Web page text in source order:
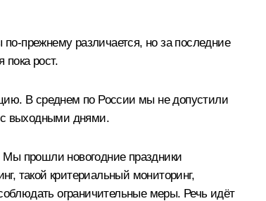
прежнему различается, но за последние
пока рост.
В среднем по России мы не допустили
с выходными днями.
прошли новогодние праздники
такой критериальный мониторинг,
ограничительные меры. Речь идёт